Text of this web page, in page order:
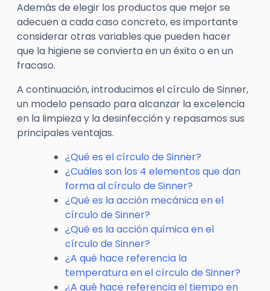
Además de elegir los productos que mejor se
adecuen a cada caso concreto, es importante
considerar otras variables que pueden hacer
que la higiene se convierta en un éxito o en un
fracaso.
A continuación, introducimos el círculo de Sinner,
un modelo pensado para alcanzar la excelencia
en la limpieza y la desinfección y repasamos sus
principales ventajas.
¿Qué es el círculo de Sinner?
¿Cuáles son los 4 elementos que dan
forma al círculo de Sinner?
¿Qué es la acción mecánica en el
círculo de Sinner?
¿Qué es la acción química en el
círculo de Sinner?
¿A qué hace referencia la
temperatura en el círculo de Sinner?
¿A qué hace referencia el tiempo en